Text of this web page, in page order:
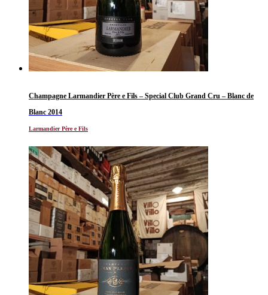
Champagne Larmandier Père e Fils – Special Club Grand Cru – Blanc de
Blanc 2014
Larmandier Père e Fils